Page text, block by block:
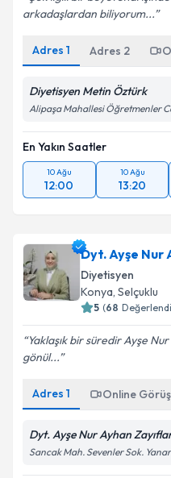
arkadaşlardan biliyorum...
Adres 1 Adres 2
Diyetisyen Metin Öztürk
Alipaşa Mahallesi Öğretmenler
En Yakın Saatler
10 Ağu
12:00
10 Ağu
13:20
Dyt. Ayşe Nur
Diyetisyen
Konya, Selçuklu
5 (68
Yaklaşık bir süredir Ayşe
gönül...
Adres 1 Online
Dyt. Ayşe Nur Ayhan
Sancak Mah. Sevenler Sok.